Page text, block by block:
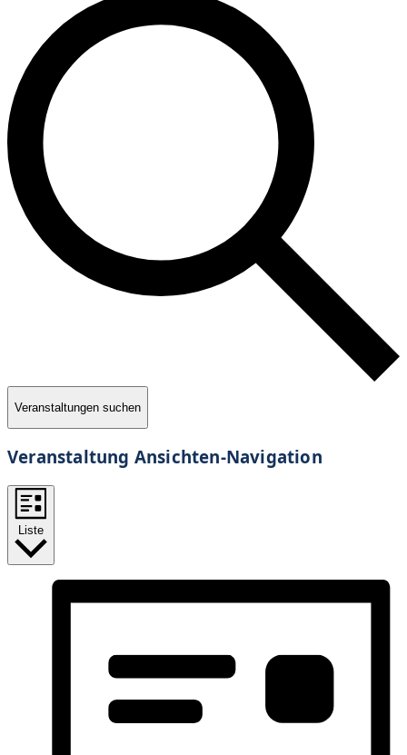
Veranstaltungen suchen
Veranstaltung Ansichten-Navigation
Liste